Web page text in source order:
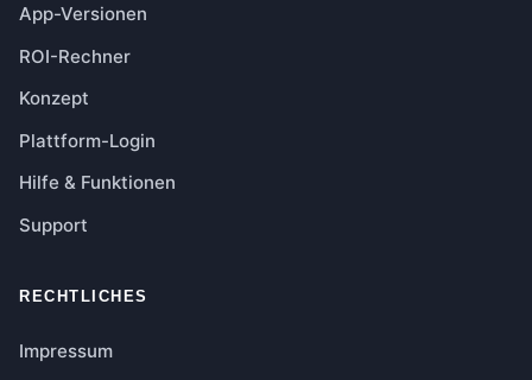
App-Versionen
ROI-Rechner
Konzept
Plattform-Login
Hilfe & Funktionen
Support
RECHTLICHES
Impressum